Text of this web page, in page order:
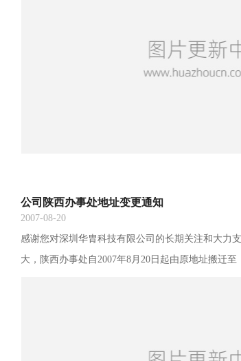
公司陕西办事处地址变更通知
2007-08-20
感谢您对深圳华胄科技有限公司的长期关注和大力
大，陕西办事处自2007年8月20日起由原地址搬迁